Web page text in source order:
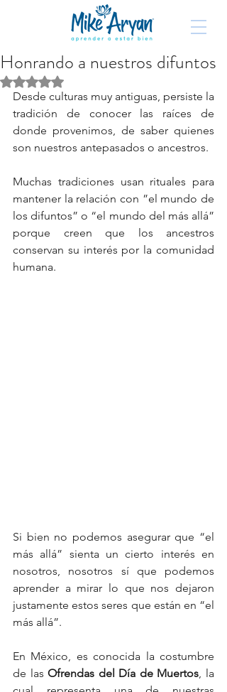
Honrando a nuestros difuntos
Obtuvo NaN de 5 estrellas.
Desde culturas muy antiguas, persiste la
tradición de conocer las raíces de
donde provenimos, de saber quienes
son nuestros antepasados o ancestros.
Muchas tradiciones usan rituales para
mantener la relación con ”el mundo de
los difuntos” o “el mundo del más allá”
porque creen que los ancestros
conservan su interés por la comunidad
humana.
Si bien no podemos asegurar que “el
más allá” sienta un cierto interés en
nosotros, nosotros sí que podemos
aprender a mirar lo que nos dejaron
justamente estos seres que están en “el
más allá”.
En México, es conocida la costumbre
de las Ofrendas del Día de Muertos, la